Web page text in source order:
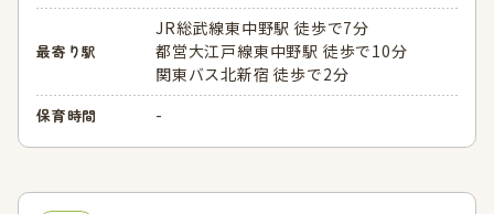
最寄り駅
JR総武線東中野駅 徒歩で7分
都営大江戸線東中野駅 徒歩で10分
関東バス北新宿 徒歩で2分
保育時間 -